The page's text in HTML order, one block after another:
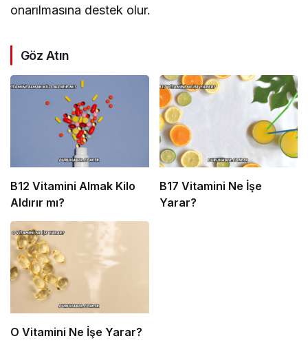
onarılmasına destek olur.
Göz Atın
B12 Vitamini Almak Kilo
Aldırır mı?
B17 Vitamini Ne İşe
Yarar?
O Vitamini Ne İşe Yarar?